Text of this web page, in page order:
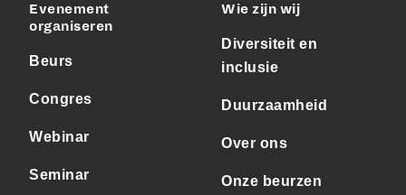
Evenement
organiseren
Beurs
Congres
Webinar
Seminar
Wie zijn wij
Diversiteit en
inclusie
Duurzaamheid
Over ons
Onze beurzen